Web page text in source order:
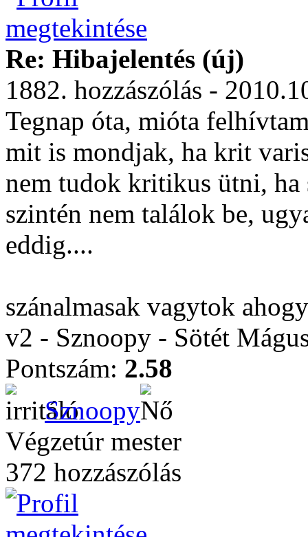
Re: Hibajelentés (új)
1882. hozzászólás -
Tegnap óta, mióta
mit is mondjak, ha krit
nem tudok kritikus ütni,
szintén nem találok be,
eddig....
szánalmasak vagytok
v2 - Sznoopy - Sötét
Pontszám: 2.58
Sznoopy
Végzetúr mester
372 hozzászólás